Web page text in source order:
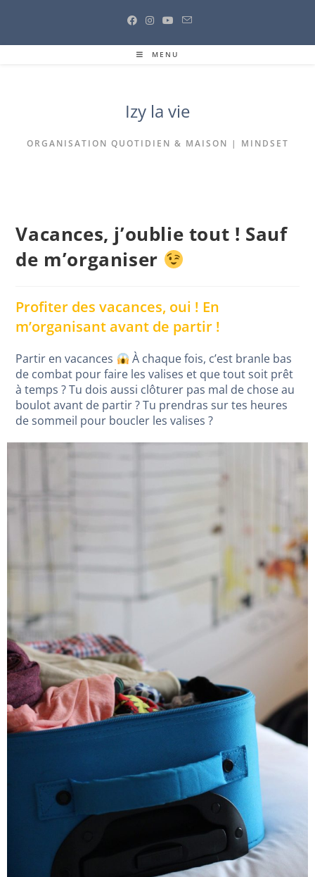
MENU
Izy la vie
ORGANISATION QUOTIDIEN & MAISON | MINDSET
Vacances, j’oublie tout ! Sauf
de m’organiser
Profiter des vacances, oui ! En
m’organisant avant de partir !
Partir en vacances
À chaque fois, c’est branle bas
de combat pour faire les valises et que tout soit prêt
à temps ? Tu dois aussi clôturer pas mal de chose au
boulot avant de partir ? Tu prendras sur tes heures
de sommeil pour boucler les valises ?